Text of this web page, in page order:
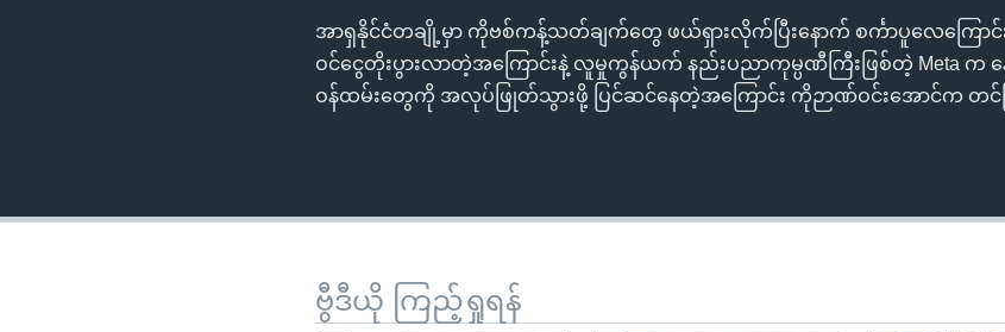
အာရှနိုင်ငံတချို့မှာ ကိုဗစ်ကန့်သတ်ချက်တွေ ဖယ်ရှားလိုက်ပြီးနောက် စင်္ကာပူလေကြေ
ဝင်ငွေတိုးပွားလာတဲ့အကြောင်းနဲ့ လူမှုကွန်ယက် နည်းပညာကုမ္ပဏီကြီးဖြစ်တဲ့ Meta က
ဝန်ထမ်းတွေကို အလုပ်ဖြုတ်သွားဖို့ ပြင်ဆင်နေတဲ့အကြောင်း ကိုဉာဏ်ဝင်းအောင်က တင်
ဗွီဒီယို ကြည့်ရှုရန်